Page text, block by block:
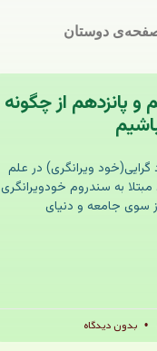
دوستان
و پانزدهم از چگونه
ویرانگری) در علم
به سندروم خودویرانگری
سوی جامعه و دنیای
بدون دیدگاه